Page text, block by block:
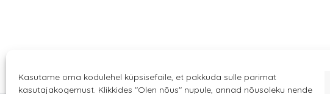
Kasutame oma kodulehel küpsisefaile, et pakkuda sulle parimat
kasutajakogemust. Klikkides "Olen nõus" nupule, annad nõusoleku nende